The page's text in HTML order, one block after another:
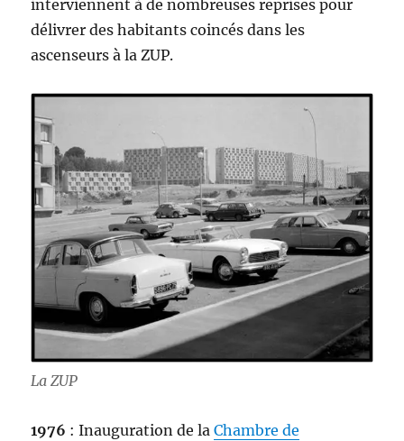
interviennent à de nombreuses reprises pour
délivrer des habitants coincés dans les
ascenseurs à la ZUP.
La ZUP
1976 : Inauguration de laChambre de